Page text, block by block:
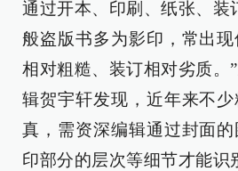
通过开本、印刷、纸张、装
般盗版书多为影印，常出
相对粗糙、装订相对劣质。
辑贺宇轩发现，近年来不
真，需资深编辑通过封面
印部分的层次等细节才能识